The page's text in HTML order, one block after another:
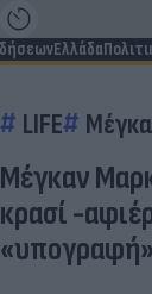
Ελλάδα
LIFE
Mέγκαν
κρασί -